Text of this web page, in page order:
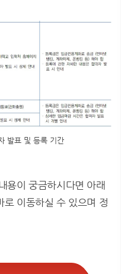
발표 및 등록 기간
용이 궁금하시다면 아래
로 이동하실 수 있으며 정